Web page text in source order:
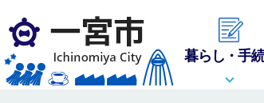
暮らし・手